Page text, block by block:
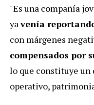
"Es una compañía
yavenía
con márgenes
compensados por
lo que constituye un
operativo,